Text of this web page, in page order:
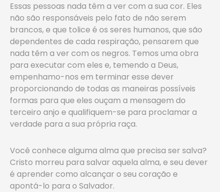
Essas pessoas nada têm a ver com a sua cor. Eles
não são responsáveis pelo fato de não serem
brancos, e que tolice é os seres humanos, que são
dependentes de cada respiração, pensarem que
nada têm a ver com os negros. Temos uma obra
para executar com eles e, temendo a Deus,
empenhamo-nos em terminar esse dever
proporcionando de todas as maneiras possíveis
formas para que eles ouçam a mensagem do
terceiro anjo e qualifiquem-se para proclamar a
verdade para a sua própria raça.
Você conhece alguma alma que precisa ser salva?
Cristo morreu para salvar aquela alma, e seu dever
é aprender como alcançar o seu coração e
apontá-lo para o Salvador.